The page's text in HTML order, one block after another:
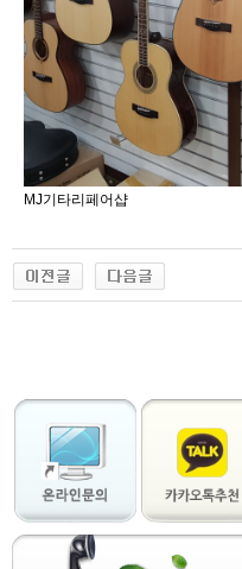
MJ기타리페어샵